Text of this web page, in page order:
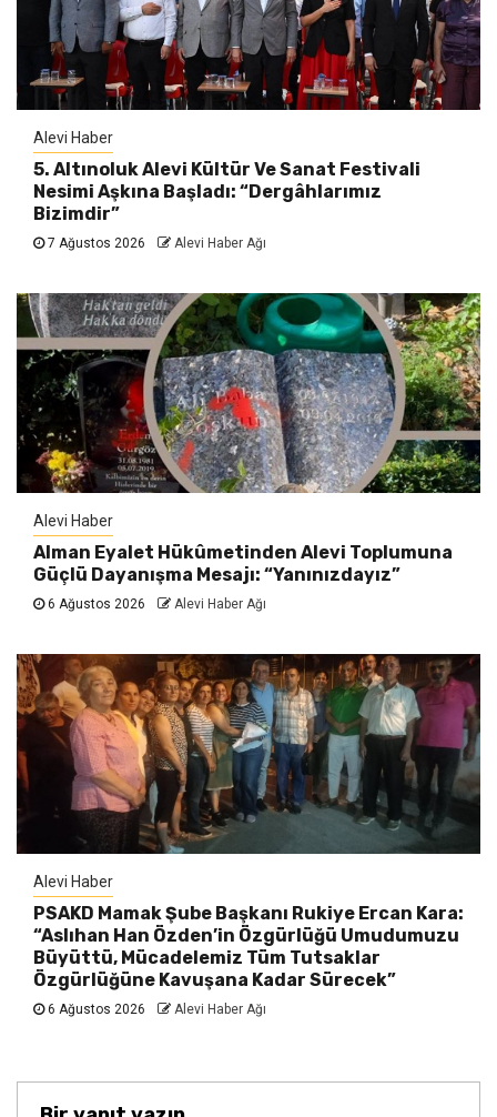
Alevi Haber
5. Altınoluk Alevi Kültür Ve Sanat Festivali
Nesimi Aşkına Başladı: “Dergâhlarımız
Bizimdir”
7 Ağustos 2026 Alevi Haber Ağı
Alevi Haber
Alman Eyalet Hükûmetinden Alevi Toplumuna
Güçlü Dayanışma Mesajı: “Yanınızdayız”
6 Ağustos 2026 Alevi Haber Ağı
Alevi Haber
PSAKD Mamak Şube Başkanı Rukiye Ercan Kara:
“Aslıhan Han Özden’in Özgürlüğü Umudumuzu
Büyüttü, Mücadelemiz Tüm Tutsaklar
Özgürlüğüne Kavuşana Kadar Sürecek”
6 Ağustos 2026 Alevi Haber Ağı